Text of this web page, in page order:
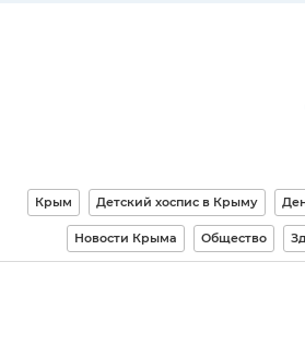
Крым Детский хоспис в Крыму
Новости Крыма Общество